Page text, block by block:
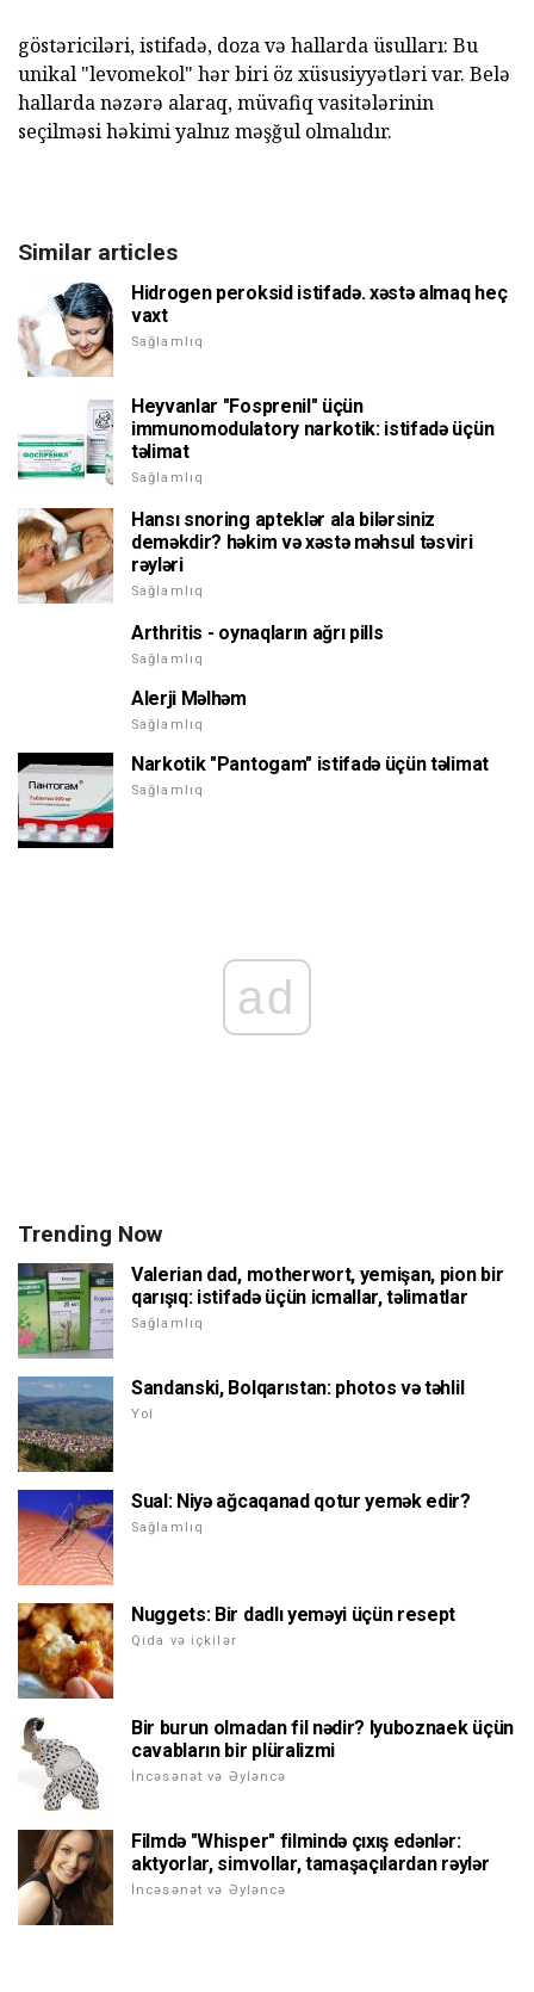
göstəriciləri, istifadə, doza və hallarda üsulları: Bu
unikal "levomekol" hər biri öz xüsusiyyətləri var. Belə
hallarda nəzərə alaraq, müvafiq vasitələrinin
seçilməsi həkimi yalnız məşğul olmalıdır.
Similar articles
Hidrogen peroksid istifadə. xəstə almaq heç
vaxt
Sağlamlıq
Heyvanlar "Fosprenil" üçün
immunomodulatory narkotik: istifadə üçün
təlimat
Sağlamlıq
Hansı snoring apteklər ala bilərsiniz
deməkdir? həkim və xəstə məhsul təsviri
rəyləri
Sağlamlıq
Arthritis - oynaqların ağrı pills
Sağlamlıq
Alerji Məlhəm
Sağlamlıq
Narkotik "Pantogam" istifadə üçün təlimat
Sağlamlıq
ad
Trending Now
Valerian dad, motherwort, yemişan, pion bir
qarışıq: istifadə üçün icmallar, təlimatlar
Sağlamlıq
Sandanski, Bolqarıstan: photos və təhlil
Yol
Sual: Niyə ağcaqanad qotur yemək edir?
Sağlamlıq
Nuggets: Bir dadlı yeməyi üçün resept
Qida və içkilər
Bir burun olmadan fil nədir? lyuboznaek üçün
cavabların bir plüralizmi
İncəsənət və Əyləncə
Filmdə "Whisper" filmində çıxış edənlər:
aktyorlar, simvollar, tamaşaçılardan rəylər
İncəsənət və Əyləncə